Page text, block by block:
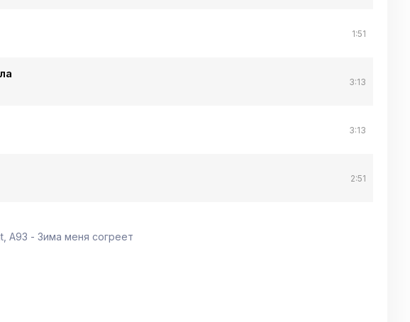
1:51
3:13
3:13
2:51
A93 - Зима меня согреет